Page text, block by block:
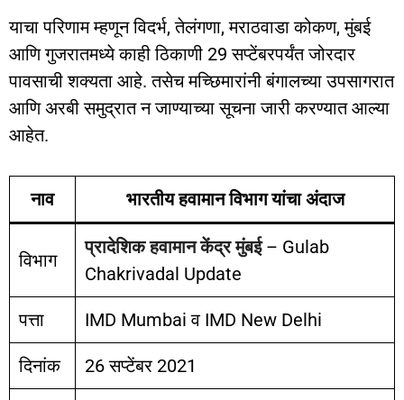
याचा परिणाम म्हणून विदर्भ, तेलंगणा, मराठवाडा कोकण, मुंबई
आणि गुजरातमध्ये काही ठिकाणी 29 सप्टेंबरपर्यंत जोरदार
पावसाची शक्यता आहे. तसेच मच्छिमारांनी बंगालच्या उपसागरात
आणि अरबी समुद्रात न जाण्याच्या सूचना जारी करण्यात आल्या
आहेत.
नाव भारतीय हवामान विभाग यांचा अंदाज
विभाग
प्रादेशिक हवामान केंद्र मुंबई– Gulab
Chakrivadal Update
पत्ता IMD Mumbai व IMD New Delhi
दिनांक 26 सप्टेंबर 2021